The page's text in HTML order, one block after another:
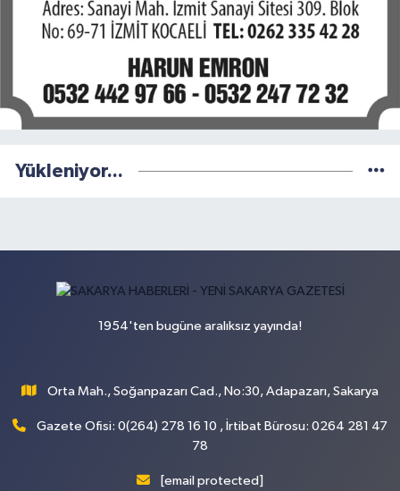
Yükleniyor...
1954'ten bugüne aralıksız yayında!
Orta Mah., Soğanpazarı Cad., No:30, Adapazarı, Sakarya
Gazete Ofisi: 0(264) 278 16 10 , İrtibat Bürosu: 0264 281 47
78
[email protected]